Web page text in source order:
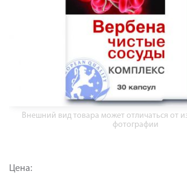
Внешний вид товара может отличаться от
фотографии
Цена: